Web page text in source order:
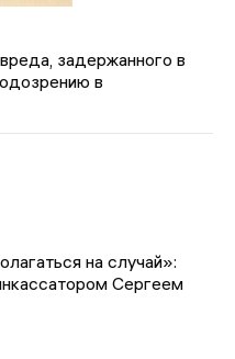
задержанного в
в
на случай»:
Сергеем